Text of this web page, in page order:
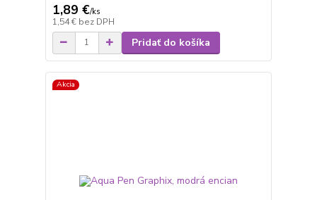
1,89 €/ks
1,54 € bez DPH
Pridať do košíka
Akcia